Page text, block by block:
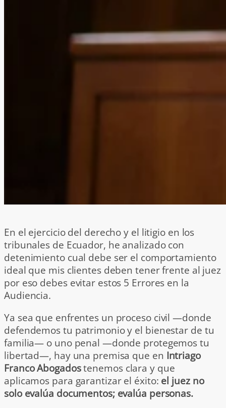
En el ejercicio del derecho y el litigio en los
tribunales de Ecuador, he analizado con
detenimiento cual debe ser el comportamiento
ideal que mis clientes deben tener frente al juez
por eso debes evitar estos 5 Errores en la
Audiencia.
Ya sea que enfrentes un proceso civil —donde
defendemos tu patrimonio y el bienestar de tu
familia— o uno penal —donde protegemos tu
libertad—, hay una premisa que en Intriago
Franco Abogadostenemos clara y que
aplicamos para garantizar el éxito: el juez no
solo evalúa documentos; evalúa personas.